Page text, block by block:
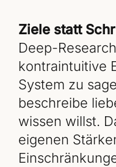
Ziele statt
Deep-
kontraintuitive
System zu
beschreibe
wissen willst.
eigenen